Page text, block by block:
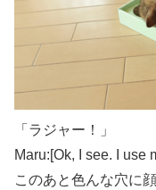
「ラジャー！」
Maru:[Ok, I see. I use
このあと色んな穴に